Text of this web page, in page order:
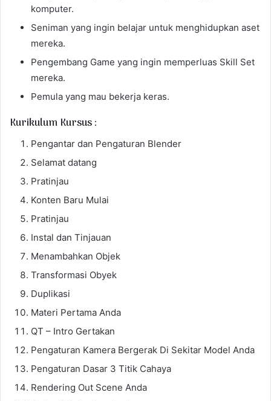
komputer.
Seniman yang ingin belajar untuk menghidupkan aset
mereka.
Pengembang Game yang ingin memperluas Skill Set
mereka.
Pemula yang mau bekerja keras.
Kurikulum Kursus :
Pengantar dan Pengaturan Blender
Selamat datang
Pratinjau
Konten Baru Mulai
Pratinjau
Instal dan Tinjauan
Menambahkan Objek
Transformasi Obyek
Duplikasi
Materi Pertama Anda
QT – Intro Gertakan
Pengaturan Kamera Bergerak Di Sekitar Model Anda
Pengaturan Dasar 3 Titik Cahaya
Rendering Out Scene Anda